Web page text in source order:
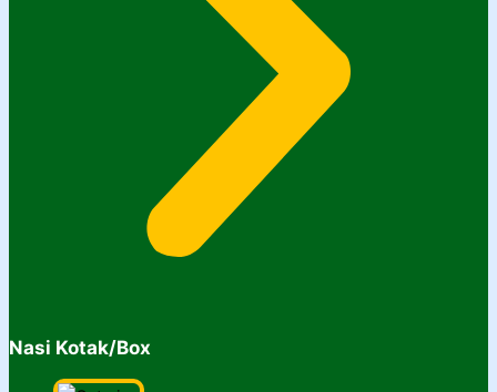
Nasi Kotak/Box